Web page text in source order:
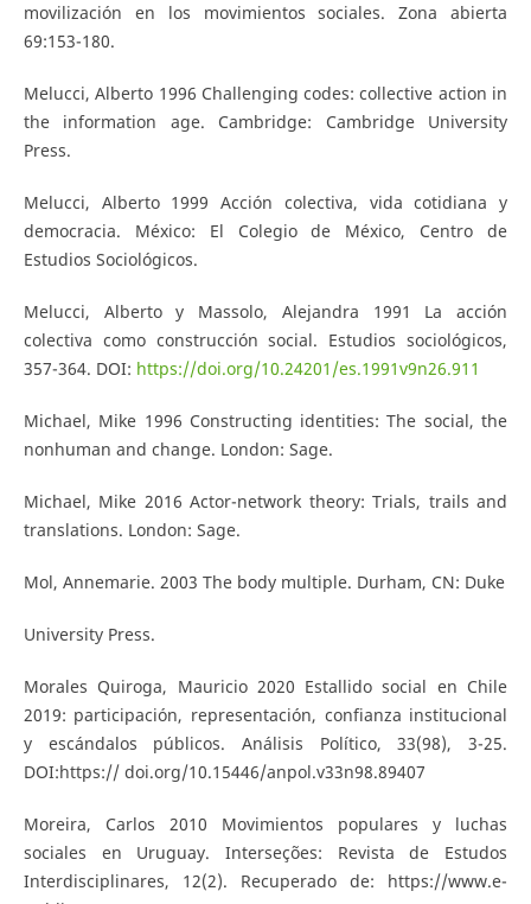
movilización en los movimientos sociales. Zona abierta
69:153-180.
Melucci, Alberto 1996 Challenging codes: collective action in
the information age. Cambridge: Cambridge University
Press.
Melucci, Alberto 1999 Acción colectiva, vida cotidiana y
democracia. México: El Colegio de México, Centro de
Estudios Sociológicos.
Melucci, Alberto y Massolo, Alejandra 1991 La acción
colectiva como construcción social. Estudios sociológicos,
357-364. DOI: https://doi.org/10.24201/es.1991v9n26.911
Michael, Mike 1996 Constructing identities: The social, the
nonhuman and change. London: Sage.
Michael, Mike 2016 Actor-network theory: Trials, trails and
translations. London: Sage.
Mol, Annemarie. 2003 The body multiple. Durham, CN: Duke
University Press.
Morales Quiroga, Mauricio 2020 Estallido social en Chile
2019: participación, representación, confianza institucional
y escándalos públicos. Análisis Político, 33(98), 3-25.
DOI:https:// doi.org/10.15446/anpol.v33n98.89407
Moreira, Carlos 2010 Movimientos populares y luchas
sociales en Uruguay. Interseções: Revista de Estudos
Interdisciplinares, 12(2). Recuperado de: https://www.e-